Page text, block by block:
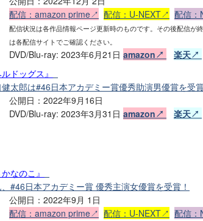
配信：amazon prime↗ 配信：U-NEXT↗ 配信
配信状況は各作品情報ページ更新時のものです。その後配信が
は各配信サイトでご確認ください。
DVD/Blu-ray: 2023年6月21日 amazon↗ 楽天↗
ルドッグス』
太郎は#46日本アカデミー賞優秀助演男優賞を受
公開日：2022年9月16日
DVD/Blu-ray: 2023年3月31日 amazon↗ 楽天↗
かなのこ』
#46日本アカデミー賞 優秀主演女優賞を受賞！
公開日：2022年9月 1日
配信：amazon prime↗ 配信：U-NEXT↗ 配信